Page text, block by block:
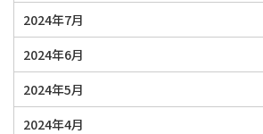
2024年7月
2024年6月
2024年5月
2024年4月